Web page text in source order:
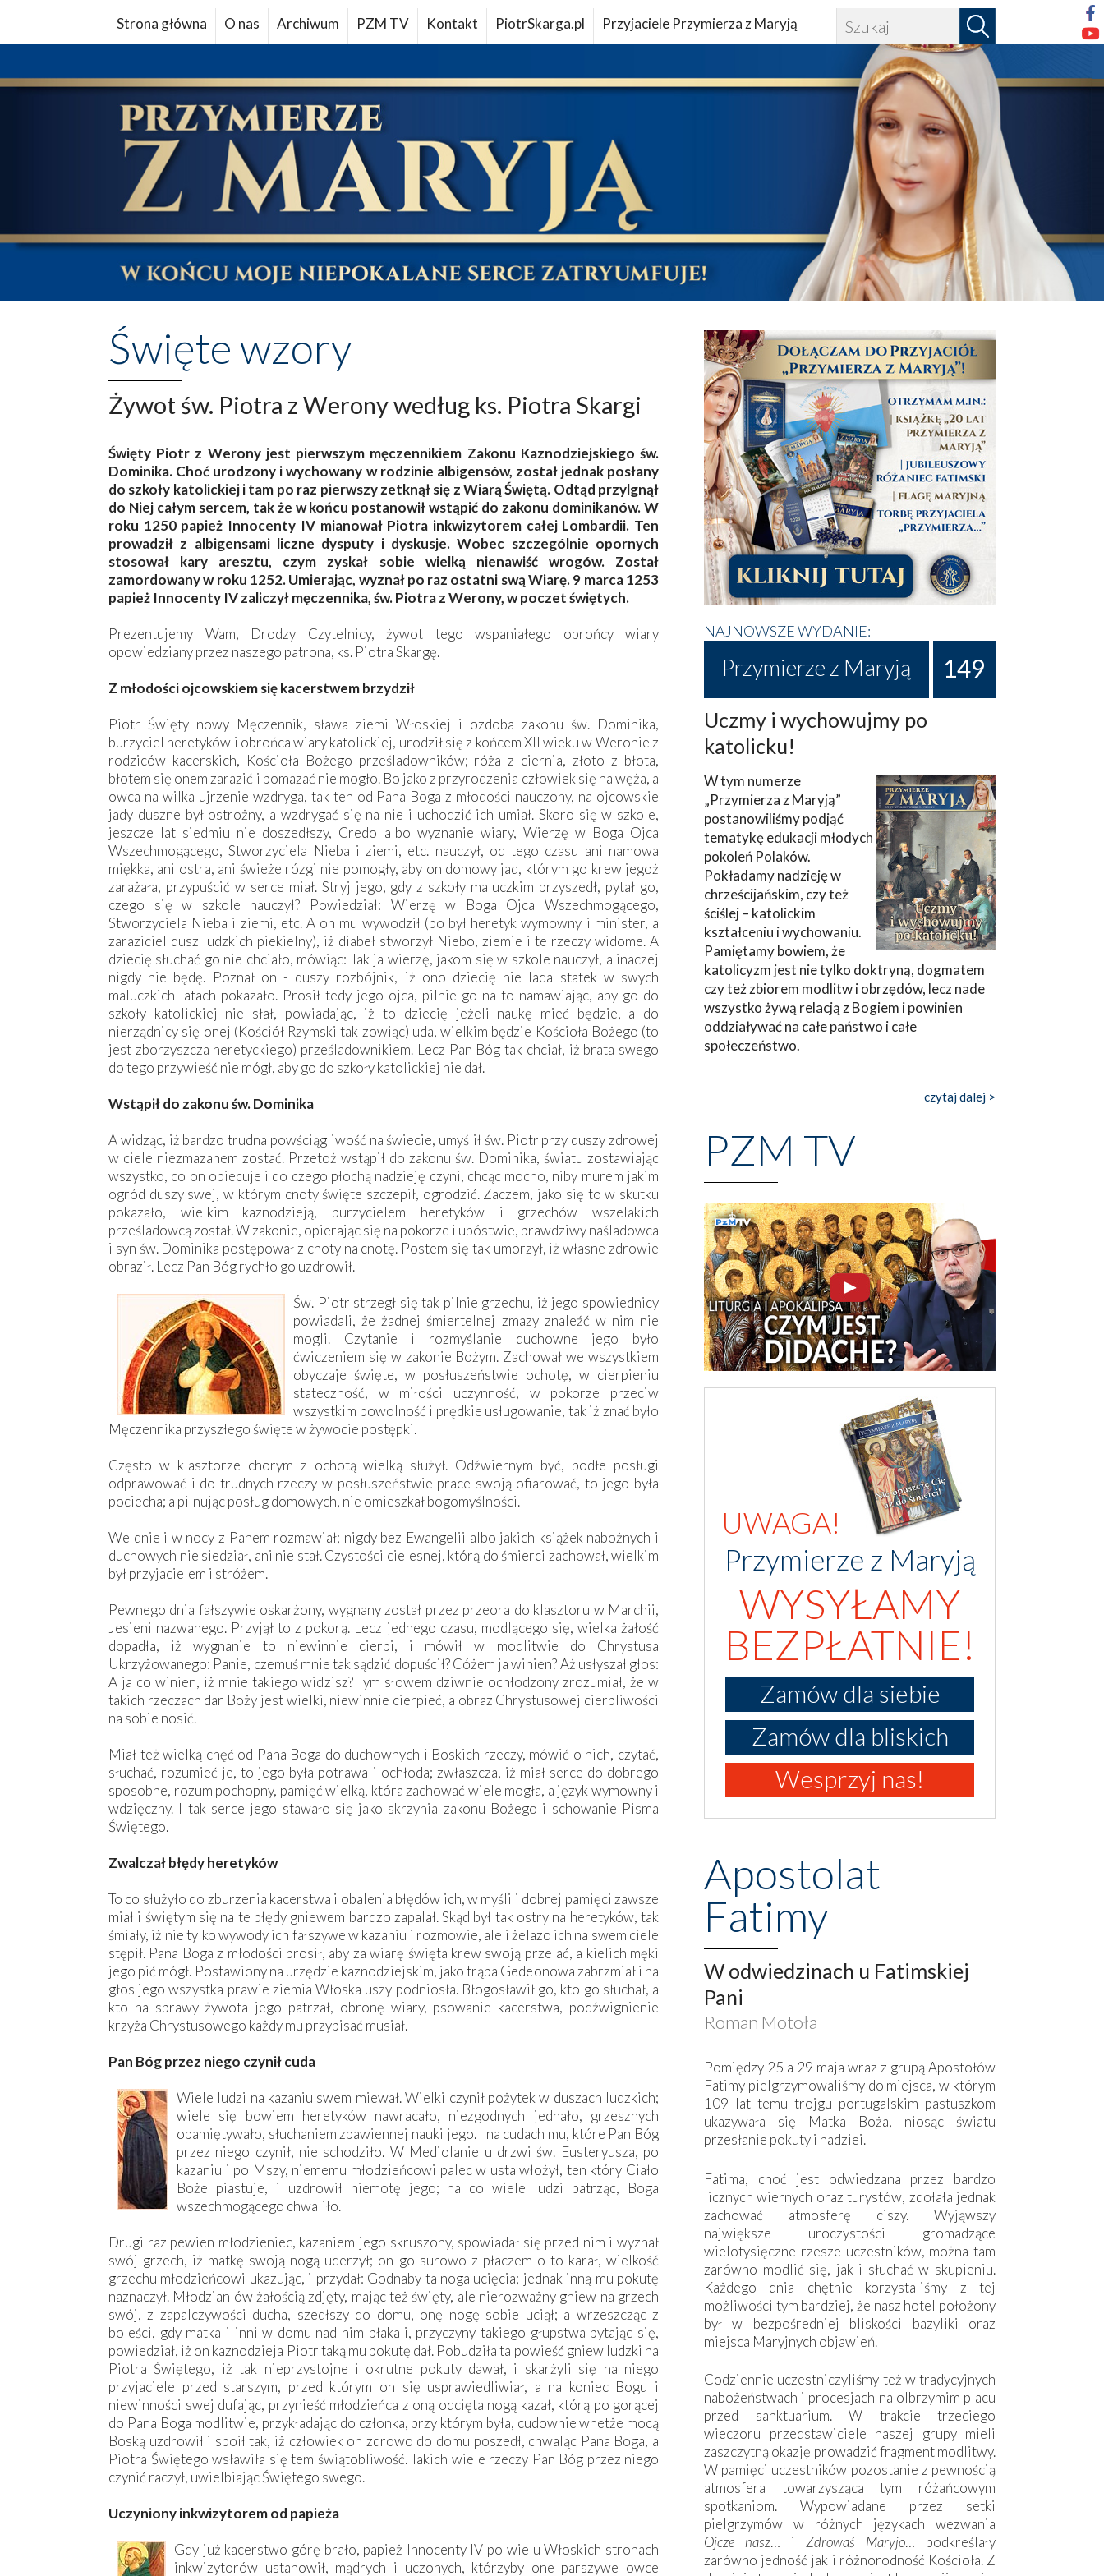
Strona główna O nas Archiwum PZM TV Kontakt PiotrSkarga.pl Przyjaciele Przymierza z Maryją
Święte wzory
Żywot św. Piotra z Werony według ks. Piotra Skargi
Święty Piotr z Werony jest pierwszym męczennikiem Zakonu Kaznodziejskiego św.
Dominika. Choć urodzony i wychowany w rodzinie albigensów, został jednak posłany
do szkoły katolickiej i tam po raz pierwszy zetknął się z Wiarą Świętą. Odtąd przylgnął
do Niej całym sercem, tak że w końcu postanowił wstąpić do zakonu dominikanów. W
roku 1250 papież Innocenty IV mianował Piotra inkwizytorem całej Lombardii. Ten
prowadził z albigensami liczne dysputy i dyskusje. Wobec szczególnie opornych
stosował kary aresztu, czym zyskał sobie wielką nienawiść wrogów. Został
zamordowany w roku 1252. Umierając, wyznał po raz ostatni swą Wiarę. 9 marca 1253
papież Innocenty IV zaliczył męczennika, św. Piotra z Werony, w poczet świętych.
Prezentujemy Wam, Drodzy Czytelnicy, żywot tego wspaniałego obrońcy wiary
opowiedziany przez naszego patrona, ks. Piotra Skargę.
Z młodości ojcowskiem się kacerstwem brzydził
Piotr Święty nowy Męczennik, sława ziemi Włoskiej i ozdoba zakonu św. Dominika,
burzyciel heretyków i obrońca wiary katolickiej, urodził się z końcem XII wieku w Weronie z
rodziców kacerskich, Kościoła Bożego prześladowników; róża z ciernia, złoto z błota,
błotem się onem zarazić i pomazać nie mogło. Bo jako z przyrodzenia człowiek się na węża, a
owca na wilka ujrzenie wzdryga, tak ten od Pana Boga z młodości nauczony, na ojcowskie
jady duszne był ostrożny, a wzdrygać się na nie i uchodzić ich umiał. Skoro się w szkole,
jeszcze lat siedmiu nie doszedłszy, Credo albo wyznanie wiary, Wierzę w Boga Ojca
Wszechmogącego, Stworzyciela Nieba i ziemi, etc. nauczył, od tego czasu ani namowa
miękka, ani ostra, ani świeże rózgi nie pomogły, aby on domowy jad, którym go krew jegoż
zarażała, przypuścić w serce miał. Stryj jego, gdy z szkoły maluczkim przyszedł, pytał go,
czego się w szkole nauczył? Powiedział: Wierzę w Boga Ojca Wszechmogącego,
Stworzyciela Nieba i ziemi, etc. A on mu wywodził (bo był heretyk wymowny i minister, a
zaraziciel dusz ludzkich piekielny), iż diabeł stworzył Niebo, ziemie i te rzeczy widome. A
dziecię słuchać go nie chciało, mówiąc: Tak ja wierzę, jakom się w szkole nauczył, a inaczej
nigdy nie będę. Poznał on - duszy rozbójnik, iż ono dziecię nie lada statek w swych
maluczkich latach pokazało. Prosił tedy jego ojca, pilnie go na to namawiając, aby go do
szkoły katolickiej nie słał, powiadając, iż to dziecię jeżeli naukę mieć będzie, a do
nierządnicy się onej (Kościół Rzymski tak zowiąc) uda, wielkim będzie Kościoła Bożego (to
jest zborzyszcza heretyckiego) prześladownikiem. Lecz Pan Bóg tak chciał, iż brata swego
do tego przywieść nie mógł, aby go do szkoły katolickiej nie dał.
Wstąpił do zakonu św. Dominika
A widząc, iż bardzo trudna powściągliwość na świecie, umyślił św. Piotr przy duszy zdrowej
w ciele niezmazanem zostać. Przetoż wstąpił do zakonu św. Dominika, światu zostawiając
wszystko, co on obiecuje i do czego płochą nadzieję czyni, chcąc mocno, niby murem jakim
ogród duszy swej, w którym cnoty święte szczepił, ogrodzić. Zaczem, jako się to w skutku
pokazało, wielkim kaznodzieją, burzycielem heretyków i grzechów wszelakich
prześladowcą został. W zakonie, opierając się na pokorze i ubóstwie, prawdziwy naśladowca
i syn św. Dominika postępował z cnoty na cnotę. Postem się tak umorzył, iż własne zdrowie
obraził. Lecz Pan Bóg rychło go uzdrowił.
Św. Piotr strzegł się tak pilnie grzechu, iż jego spowiednicy
powiadali, że żadnej śmiertelnej zmazy znaleźć w nim nie
mogli. Czytanie i rozmyślanie duchowne jego było
ćwiczeniem się w zakonie Bożym. Zachował we wszystkiem
obyczaje święte, w posłuszeństwie ochotę, w cierpieniu
stateczność, w miłości uczynność, w pokorze przeciw
wszystkim powolność i prędkie usługowanie, tak iż znać było
Męczennika przyszłego święte w żywocie postępki.
Często w klasztorze chorym z ochotą wielką służył. Odźwiernym być, podłe posługi
odprawować i do trudnych rzeczy w posłuszeństwie prace swoją ofiarować, to jego była
pociecha; a pilnując posług domowych, nie omieszkał bogomyślności.
We dnie i w nocy z Panem rozmawiał; nigdy bez Ewangelii albo jakich książek nabożnych i
duchowych nie siedział, ani nie stał. Czystości cielesnej, którą do śmierci zachował, wielkim
był przyjacielem i stróżem.
Pewnego dnia fałszywie oskarżony, wygnany został przez przeora do klasztoru w Marchii,
Jesieni nazwanego. Przyjął to z pokorą. Lecz jednego czasu, modlącego się, wielka żałość
dopadła, iż wygnanie to niewinnie cierpi, i mówił w modlitwie do Chrystusa
Ukrzyżowanego: Panie, czemuś mnie tak sądzić dopuścił? Cóżem ja winien? Aż usłyszał głos:
A ja co winien, iż mnie takiego widzisz? Tym słowem dziwnie ochłodzony zrozumiał, że w
takich rzeczach dar Boży jest wielki, niewinnie cierpieć, a obraz Chrystusowej cierpliwości
na sobie nosić.
Miał też wielką chęć od Pana Boga do duchownych i Boskich rzeczy, mówić o nich, czytać,
słuchać, rozumieć je, to jego była potrawa i ochłoda; zwłaszcza, iż miał serce do dobrego
sposobne, rozum pochopny, pamięć wielką, która zachować wiele mogła, a język wymowny i
wdzięczny. I tak serce jego stawało się jako skrzynia zakonu Bożego i schowanie Pisma
Świętego.
Zwalczał błędy heretyków
To co służyło do zburzenia kacerstwa i obalenia błędów ich, w myśli i dobrej pamięci zawsze
miał i świętym się na te błędy gniewem bardzo zapalał. Skąd był tak ostry na heretyków, tak
śmiały, iż nie tylko wywody ich fałszywe w kazaniu i rozmowie, ale i żelazo ich na swem ciele
stępił. Pana Boga z młodości prosił, aby za wiarę święta krew swoją przelać, a kielich męki
jego pić mógł. Postawiony na urzędzie kaznodziejskim, jako trąba Gedeonowa zabrzmiał i na
głos jego wszystka prawie ziemia Włoska uszy podniosła. Błogosławił go, kto go słuchał, a
kto na sprawy żywota jego patrzał, obronę wiary, psowanie kacerstwa, podźwignienie
krzyża Chrystusowego każdy mu przypisać musiał.
Pan Bóg przez niego czynił cuda
Wiele ludzi na kazaniu swem miewał. Wielki czynił pożytek w duszach ludzkich;
wiele się bowiem heretyków nawracało, niezgodnych jednało, grzesznych
opamiętywało, słuchaniem zbawiennej nauki jego. I na cudach mu, które Pan Bóg
przez niego czynił, nie schodziło. W Mediolanie u drzwi św. Eusteryusza, po
kazaniu i po Mszy, niememu młodzieńcowi palec w usta włożył, ten który Ciało
Boże piastuje, i uzdrowił niemotę jego; na co wiele ludzi patrząc, Boga
wszechmogącego chwaliło.
Drugi raz pewien młodzieniec, kazaniem jego skruszony, spowiadał się przed nim i wyznał
swój grzech, iż matkę swoją nogą uderzył; on go surowo z płaczem o to karał, wielkość
grzechu młodzieńcowi ukazując, i przydał: Godnaby ta noga ucięcia; jednak inną mu pokutę
naznaczył. Młodzian ów żałością zdjęty, mając też święty, ale nierozważny gniew na grzech
swój, z zapalczywości ducha, szedłszy do domu, onę nogę sobie uciął; a wrzeszcząc z
boleści, gdy matka i inni w domu nad nim płakali, przyczyny takiego głupstwa pytając się,
powiedział, iż on kaznodzieja Piotr taką mu pokutę dał. Pobudziła ta powieść gniew ludzki na
Piotra Świętego, iż tak nieprzystojne i okrutne pokuty dawał, i skarżyli się na niego
przyjaciele przed starszym, przed którym on się usprawiedliwiał, a na koniec Bogu i
niewinności swej dufając, przynieść młodzieńca z oną odcięta nogą kazał, którą po gorącej
do Pana Boga modlitwie, przykładając do członka, przy którym była, cudownie wnetże mocą
Boską uzdrowił i spoił tak, iż człowiek on zdrowo do domu poszedł, chwaląc Pana Boga, a
Piotra Świętego wsławiła się tem świątobliwość. Takich wiele rzeczy Pan Bóg przez niego
czynić raczył, uwielbiając Świętego swego.
Uczyniony inkwizytorem od papieża
Gdy już kacerstwo górę brało, papież Innocenty IV po wielu Włoskich stronach
inkwizytorów ustanowił, mądrych i uczonych, którzyby one parszywe owce
NAJNOWSZE WYDANIE:
Przymierze z Maryją 149
Uczmy i wychowujmy po
katolicku!
W tym numerze
„Przymierza z Maryją”
postanowiliśmy podjąć
tematykę edukacji młodych
pokoleń Polaków.
Pokładamy nadzieję w
chrześcijańskim, czy też
ściślej – katolickim
kształceniu i wychowaniu.
Pamiętamy bowiem, że
katolicyzm jest nie tylko doktryną, dogmatem
czy też zbiorem modlitw i obrzędów, lecz nade
wszystko żywą relacją z Bogiem i powinien
oddziaływać na całe państwo i całe
społeczeństwo.
czytaj dalej >
PZM TV
UWAGA!
Przymierze z Maryją
WYSYŁAMY
BEZPŁATNIE!
Zamów dla siebie
Zamów dla bliskich
Wesprzyj nas!
Apostolat
Fatimy
W odwiedzinach u Fatimskiej
Pani
Roman Motoła
Pomiędzy 25 a 29 maja wraz z grupą Apostołów
Fatimy pielgrzymowaliśmy do miejsca, w którym
109 lat temu trojgu portugalskim pastuszkom
ukazywała się Matka Boża, niosąc światu
przesłanie pokuty i nadziei.
Fatima, choć jest odwiedzana przez bardzo
licznych wiernych oraz turystów, zdołała jednak
zachować atmosferę ciszy. Wyjąwszy
największe uroczystości gromadzące
wielotysięczne rzesze uczestników, można tam
zarówno modlić się, jak i słuchać w skupieniu.
Każdego dnia chętnie korzystaliśmy z tej
możliwości tym bardziej, że nasz hotel położony
był w bezpośredniej bliskości bazyliki oraz
miejsca Maryjnych objawień.
Codziennie uczestniczyliśmy też w tradycyjnych
nabożeństwach i procesjach na olbrzymim placu
przed sanktuarium. W trakcie trzeciego
wieczoru przedstawiciele naszej grupy mieli
zaszczytną okazję prowadzić fragment modlitwy.
W pamięci uczestników pozostanie z pewnością
atmosfera towarzysząca tym różańcowym
spotkaniom. Wypowiadane przez setki
pielgrzymów w różnych językach wezwania
Ojcze nasz… i Zdrowaś Maryjo… podkreślały
zarówno jedność jak i różnorodność Kościoła. Z